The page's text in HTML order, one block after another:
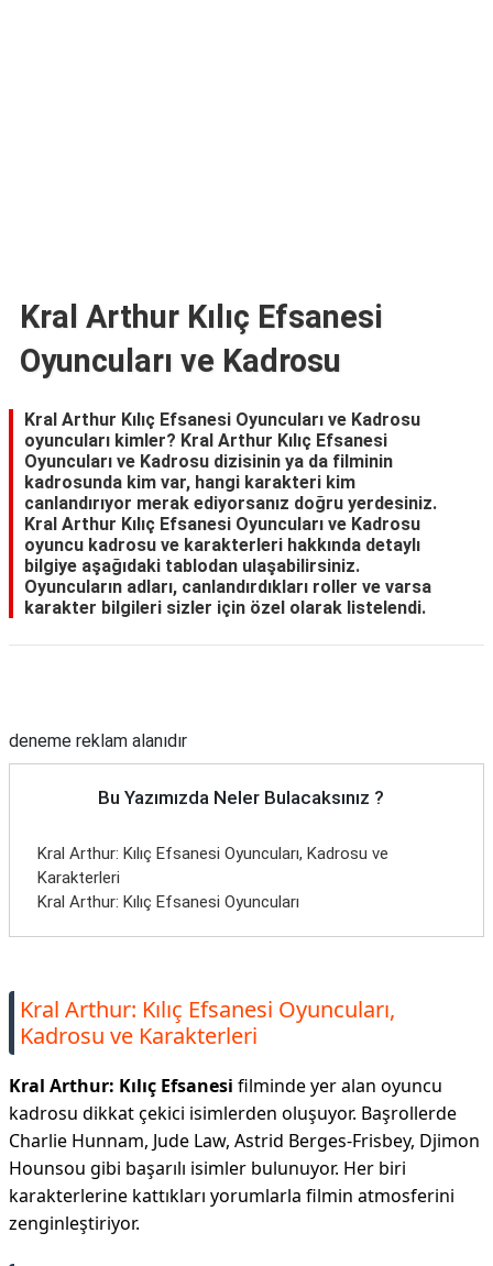
Kral Arthur Kılıç Efsanesi
Oyuncuları ve Kadrosu
Kral Arthur Kılıç Efsanesi Oyuncuları ve Kadrosu
oyuncuları kimler? Kral Arthur Kılıç Efsanesi
Oyuncuları ve Kadrosu dizisinin ya da filminin
kadrosunda kim var, hangi karakteri kim
canlandırıyor merak ediyorsanız doğru yerdesiniz.
Kral Arthur Kılıç Efsanesi Oyuncuları ve Kadrosu
oyuncu kadrosu ve karakterleri hakkında detaylı
bilgiye aşağıdaki tablodan ulaşabilirsiniz.
Oyuncuların adları, canlandırdıkları roller ve varsa
karakter bilgileri sizler için özel olarak listelendi.
deneme reklam alanıdır
Bu Yazımızda Neler Bulacaksınız ?
Kral Arthur: Kılıç Efsanesi Oyuncuları, Kadrosu ve
Karakterleri
Kral Arthur: Kılıç Efsanesi Oyuncuları
Kral Arthur: Kılıç Efsanesi Oyuncuları,
Kadrosu ve Karakterleri
Kral Arthur: Kılıç Efsanesi filminde yer alan oyuncu
kadrosu dikkat çekici isimlerden oluşuyor. Başrollerde
Charlie Hunnam, Jude Law, Astrid Berges-Frisbey, Djimon
Hounsou gibi başarılı isimler bulunuyor. Her biri
karakterlerine kattıkları yorumlarla filmin atmosferini
zenginleştiriyor.